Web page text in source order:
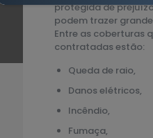
protegida de
podem trazer
Entre as coberturas
contratadas estão:
Queda de raio,
Danos elétricos,
Incêndio,
Fumaça,